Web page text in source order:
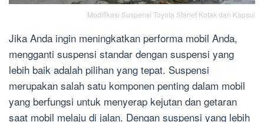
Modifikasi Suspensi Toyota Starlet Kotak dan Kapsul
Jika Anda ingin meningkatkan performa mobil Anda,
mengganti suspensi standar dengan suspensi yang
lebih baik adalah pilihan yang tepat. Suspensi
merupakan salah satu komponen penting dalam mobil
yang berfungsi untuk menyerap kejutan dan getaran
saat mobil melaju di jalan. Dengan suspensi yang lebih